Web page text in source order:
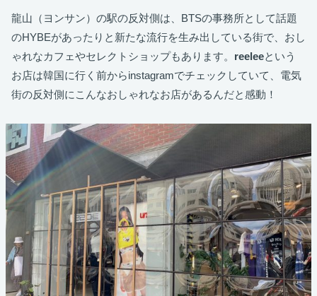
龍山（ヨンサン）の駅の反対側は、BTSの事務所として話題
のHYBEがあったりと新たな流行を生み出している街で、おし
ゃれなカフェやセレクトショップもあります。 reeleeという
お店は韓国に行く前からinstagramでチェックしていて、電気
街の反対側にこんなおしゃれなお店があるんだと感動！